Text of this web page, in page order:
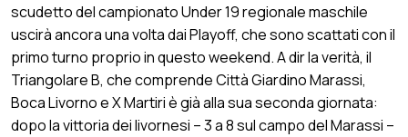
scudetto del campionato Under 19 regionale maschile
uscirà ancora una volta dai Playoff, che sono scattati con il
primo turno proprio in questo weekend. A dir la verità, il
Triangolare B, che comprende Città Giardino Marassi,
Boca Livorno e X Martiri è già alla sua seconda giornata:
dopo la vittoria dei livornesi – 3 a 8 sul campo del Marassi –